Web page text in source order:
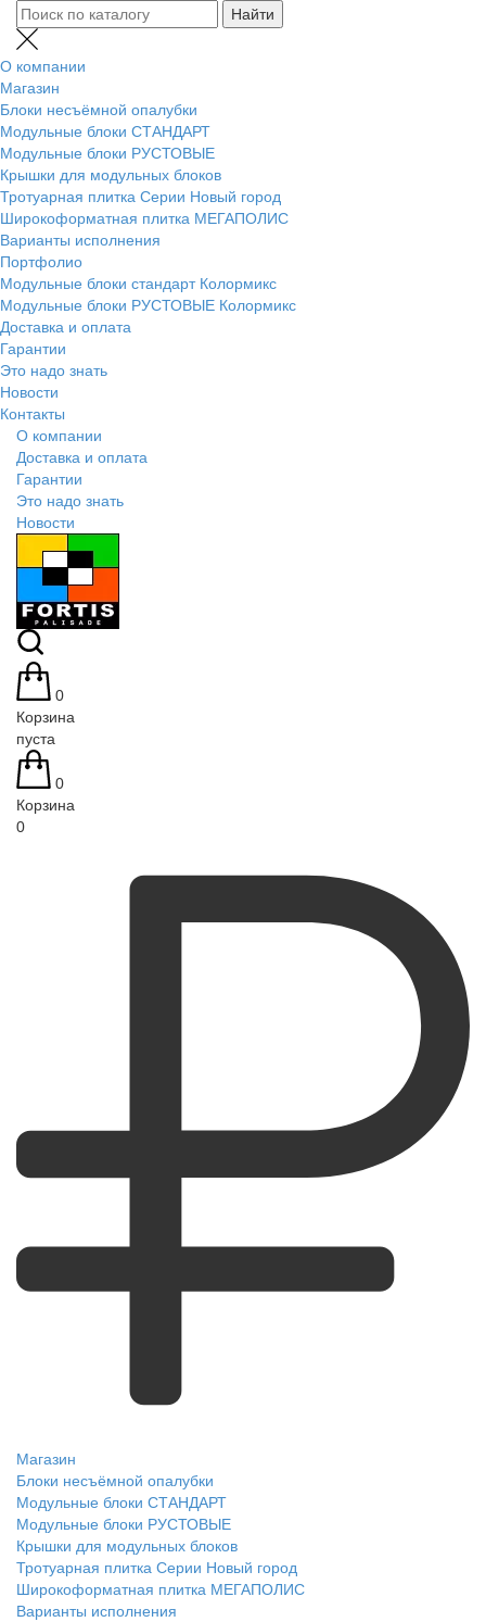
О компании
Магазин
Блоки несъёмной опалубки
Модульные блоки СТАНДАРТ
Модульные блоки РУСТОВЫЕ
Крышки для модульных блоков
Тротуарная плитка Серии Новый город
Широкоформатная плитка МЕГАПОЛИС
Варианты исполнения
Портфолио
Модульные блоки стандарт Колормикс
Модульные блоки РУСТОВЫЕ Колормикс
Доставка и оплата
Гарантии
Это надо знать
Новости
Контакты
О компании
Доставка и оплата
Гарантии
Это надо знать
Новости
0
Корзина
пуста
0
Корзина
0
Магазин
Блоки несъёмной опалубки
Модульные блоки СТАНДАРТ
Модульные блоки РУСТОВЫЕ
Крышки для модульных блоков
Тротуарная плитка Серии Новый город
Широкоформатная плитка МЕГАПОЛИС
Варианты исполнения